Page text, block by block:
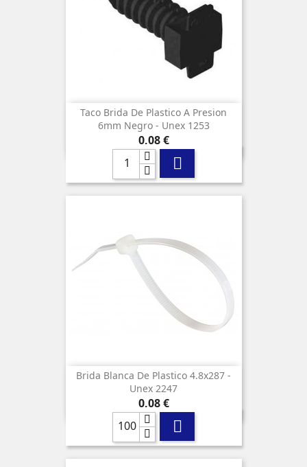
Taco Brida De Plastico A Presion
6mm Negro - Unex 1253
Precio
0,08 €

Brida Blanca De Plastico 4.8x287 -
Unex 2247
Precio
0,08 €
